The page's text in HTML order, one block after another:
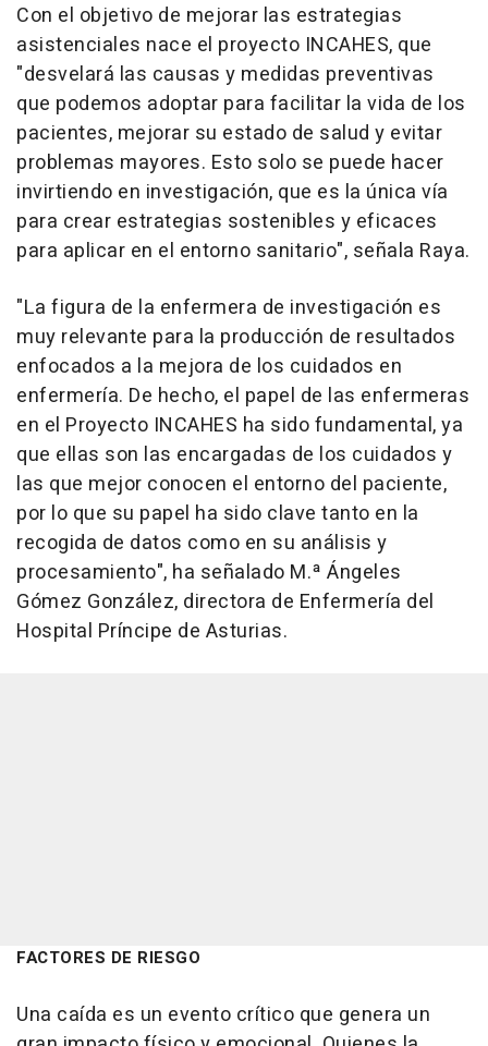
Con el objetivo de mejorar las estrategias
asistenciales nace el proyecto INCAHES, que
"desvelará las causas y medidas preventivas
que podemos adoptar para facilitar la vida de los
pacientes, mejorar su estado de salud y evitar
problemas mayores. Esto solo se puede hacer
invirtiendo en investigación, que es la única vía
para crear estrategias sostenibles y eficaces
para aplicar en el entorno sanitario", señala Raya.
"La figura de la enfermera de investigación es
muy relevante para la producción de resultados
enfocados a la mejora de los cuidados en
enfermería. De hecho, el papel de las enfermeras
en el Proyecto INCAHES ha sido fundamental, ya
que ellas son las encargadas de los cuidados y
las que mejor conocen el entorno del paciente,
por lo que su papel ha sido clave tanto en la
recogida de datos como en su análisis y
procesamiento", ha señalado M.ª Ángeles
Gómez González, directora de Enfermería del
Hospital Príncipe de Asturias.
FACTORES DE RIESGO
Una caída es un evento crítico que genera un